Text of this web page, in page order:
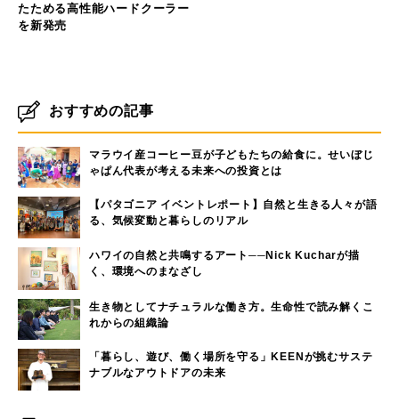
たためる高性能ハードクーラー
を新発売
おすすめの記事
マラウイ産コーヒー豆が子どもたちの給食に。せいぼじ
ゃぱん代表が考える未来への投資とは
【パタゴニア イベントレポート】自然と生きる人々が語
る、気候変動と暮らしのリアル
ハワイの自然と共鳴するアート──Nick Kucharが描
く、環境へのまなざし
生き物としてナチュラルな働き方。生命性で読み解くこ
れからの組織論
「暮らし、遊び、働く場所を守る」KEENが挑むサステ
ナブルなアウトドアの未来